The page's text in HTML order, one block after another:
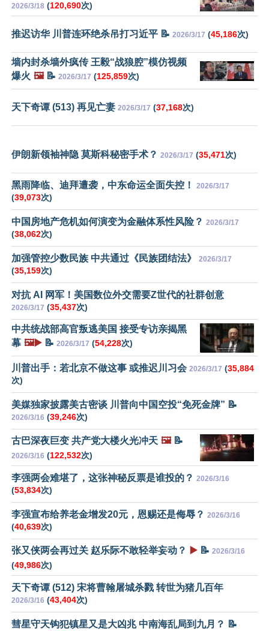
2026/3/18 (120,690次)
推迟访华 川普连环绝杀吊打习近平 📝 2026/3/17 (45,186次)
墙内封杀墙外疯传 王毅“战狼腔”模仿视频
爆火 🖼️📝 2026/3/17 (125,859次)
天下奇谭 (513) 再见亡妻 2026/3/17 (37,168次)
伊朗新领袖神隐 莫斯科秘密手术？ 2026/3/17 (35,471次)
黑雨降临、迪拜遭袭，中东命运全面失控！ 2026/3/17
(39,073次)
中国房地产危机如何演变为金融体系性风险？ 2026/3/17
(38,062次)
加强管控少数民族 中共通过《民族团结法》 2026/3/17
(35,159次)
对抗 AI 网军！美国数位外交需要Z世代的社群创意
2026/3/17 (35,437次)
中共统战部高官叛逃美国 接受专访亲揭黑
幕 🖼️▶️ 📝 2026/3/17 (54,228次)
川普出手：若北京不做这事 或推迟川习会 2026/3/17 (35,884
次)
美媒独家披露美古密谈 川普向中国空投“免死金牌” 📝
2026/3/16 (39,246次)
古巴深夜巨变 共产党大楼火光冲天 🖼️📝
2026/3/16 (122,532次)
李强两会难堪了，这张神秘反票是谁投的？ 2026/3/16
(53,834次)
李强宣布给养老金增发20元，恩赐还是侮辱？ 2026/3/16
(40,639次)
张又侠两会再过关 赵乐际不敢轻举妄动？ ▶️ 📝 2026/3/16
(49,986次)
天下奇谭 (512) 宋将曹翰屠城杀戮 转世为猪几百年
2026/3/16 (43,404次)
彗星守天钩犯镇星又是大凶兆 中南海乱局到九月？ 📝